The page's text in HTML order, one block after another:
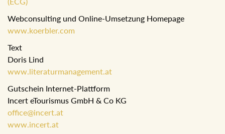
Webconsulting und Online-Umsetzung Homepage
www.koerbler.com
Text
Doris Lind
www.literaturmanagement.at
Gutschein Internet-Plattform
Incert eTourismus GmbH & Co KG
office@incert.at
www.incert.at